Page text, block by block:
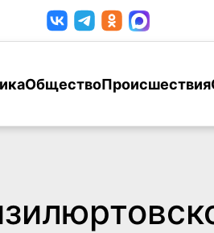
ОбществоПроисшествия